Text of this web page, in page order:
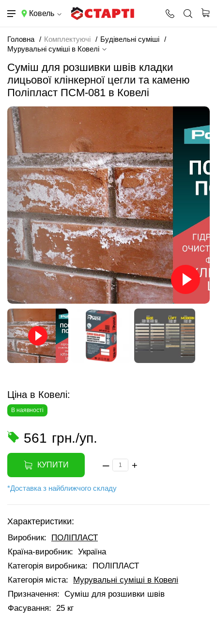
Ковель
Головна Комплектуючі
Будівельні суміші
Мурувальні суміші в Ковелі
Суміш для розшивки швів кладки
лицьової клінкерної цегли та каменю
Поліпласт ПСМ-081 в Ковелі
Ціна в Ковелі:
В наявності
561 грн./уп.
КУПИТИ – +
*Доставка з найближчого складу
Характеристики:
Виробник:
ПОЛІПЛАСТ
Країна-виробник: Україна
Категорія виробника:
ПОЛІПЛАСТ
Категорія міста:
Мурувальні суміші в Ковелі
Призначення: Суміш для розшивки швів
Фасування: 25 кг